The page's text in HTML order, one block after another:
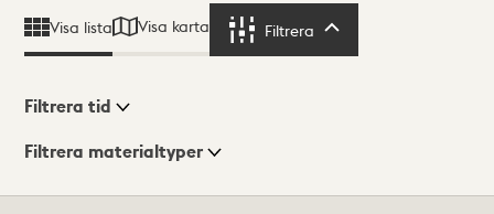
Visa lista Visa karta Filtrera
Visningsläge
Filtrera tid
Filtrera materialtyper